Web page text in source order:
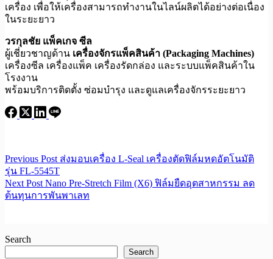
เครื่อง เพื่อให้เครื่องสามารถทำงานในไลน์ผลิตได้อย่างต่อเนื่อง
ในระยะยาว
วรกุลชัย แพ็คเกจ ซีล
ผู้เชี่ยวชาญด้าน เครื่องจักรแพ็คสินค้า (Packaging Machines)
เครื่องซีล เครื่องแพ็ค เครื่องรัดกล่อง และระบบแพ็คสินค้าใน
โรงงาน
พร้อมบริการติดตั้ง ซ่อมบำรุง และดูแลเครื่องจักรระยะยาว
Previous Post ส่งมอบเครื่อง L-Seal เครื่องตัดฟิล์มหดอัตโนมัติ
รุ่น FL-5545T
Next Post Nano Pre-Stretch Film (X6) ฟิล์มยืดอุตสาหกรรม ลด
ต้นทุนการพันพาเลท
Search
Search